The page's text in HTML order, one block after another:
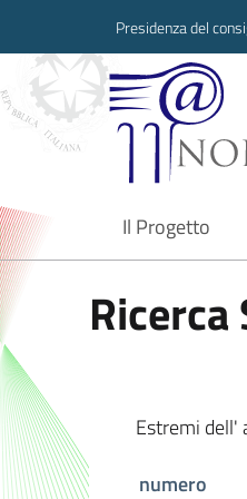
Presidenza del
Il Progetto
current
Estremi dell'
numero